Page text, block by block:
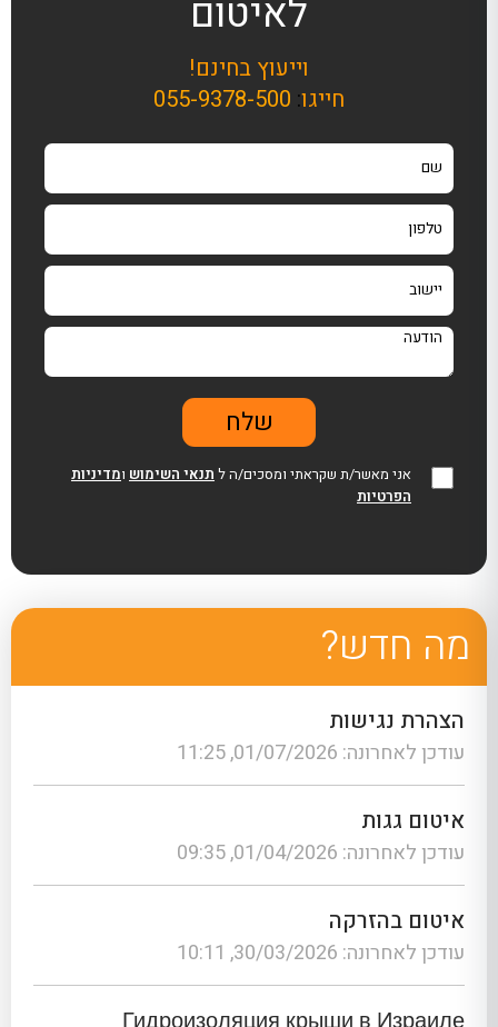
לאיטום
וייעוץ בחינם!
חייגו:
055-9378-500
אני מאשר/ת שקראתי ומסכים/ה ל תנאי השימוש ומדיניות
הפרטיות
מה חדש?
הצהרת נגישות
עודכן לאחרונה: 01/07/2026, 11:25
איטום גגות
עודכן לאחרונה: 01/04/2026, 09:35
איטום בהזרקה
עודכן לאחרונה: 30/03/2026, 10:11
Гидроизоляция крыши в Израиле